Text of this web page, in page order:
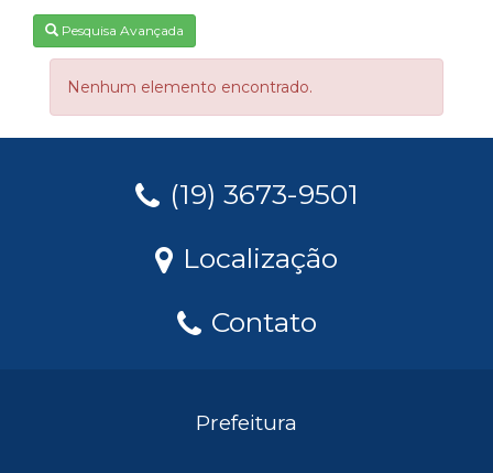
Pesquisa Avançada
Nenhum elemento encontrado.
(19) 3673-9501
Localização
Contato
Prefeitura